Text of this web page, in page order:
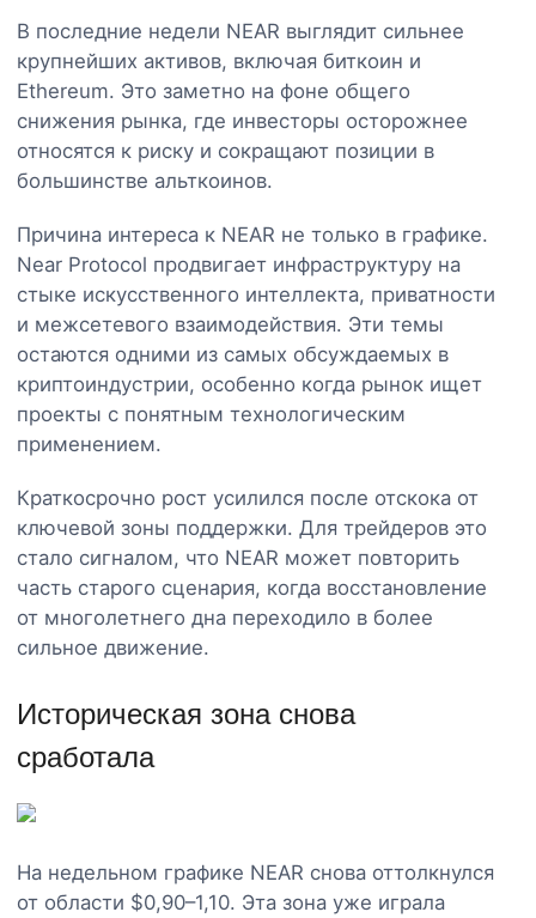
В последние недели NEAR выглядит сильнее
крупнейших активов, включая биткоин и
Ethereum. Это заметно на фоне общего
снижения рынка, где инвесторы осторожнее
относятся к риску и сокращают позиции в
большинстве альткоинов.
Причина интереса к NEAR не только в графике.
Near Protocol продвигает инфраструктуру на
стыке искусственного интеллекта, приватности
и межсетевого взаимодействия. Эти темы
остаются одними из самых обсуждаемых в
криптоиндустрии, особенно когда рынок ищет
проекты с понятным технологическим
применением.
Краткосрочно рост усилился после отскока от
ключевой зоны поддержки. Для трейдеров это
стало сигналом, что NEAR может повторить
часть старого сценария, когда восстановление
от многолетнего дна переходило в более
сильное движение.
Историческая зона снова
сработала
На недельном графике NEAR снова оттолкнулся
от области $0,90–1,10. Эта зона уже играла